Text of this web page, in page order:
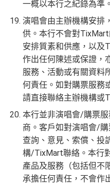
一概以本行之紀錄為準。
演唱會由主辦機構安排
供。本行不會對
安排質素和供應，以及
作出任何陳述或保證，
服務、活動或有關資料
何責任。如對購票服務
請直接聯絡主辦機構或
本行並非演唱會/購票
商。客戶如對演唱會/
查詢、意見、索償、投
構/TixMart聯絡。本行
產品及服務（包括但不
承擔任何責任，不會作